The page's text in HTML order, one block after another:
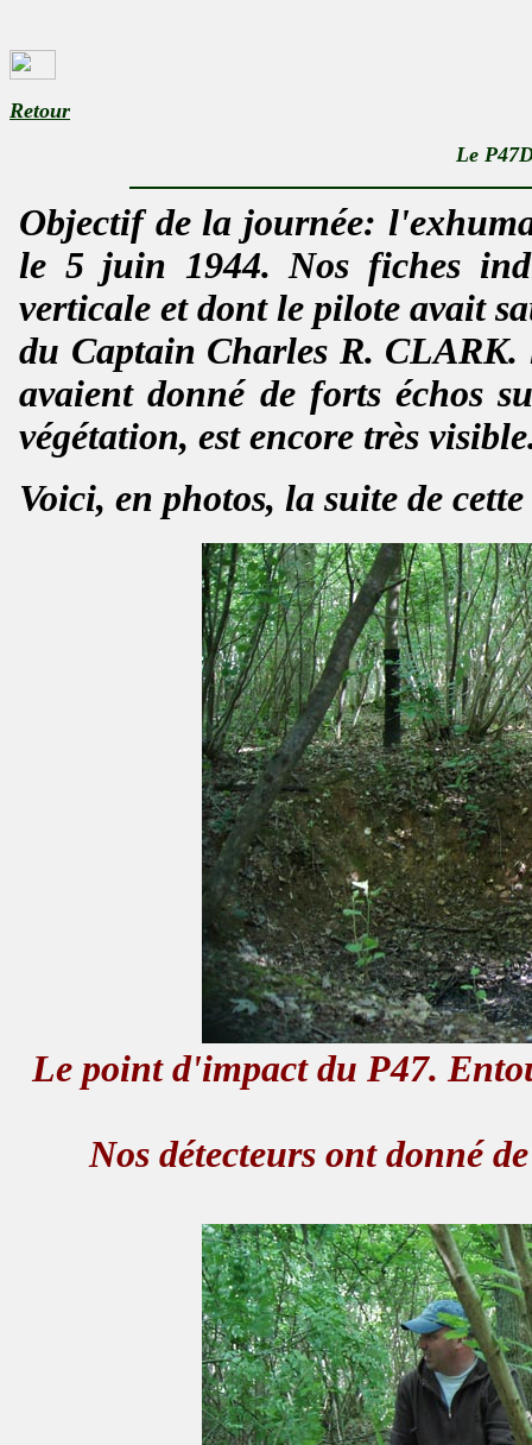
Retour
Le
Objectif de la journée:
le 5 juin 1944. Nos fiches
verticale et dont le pilote avait
du Captain Charles R. CLARK.
avaient donné de forts échos
végétation, est encore très
Voici, en photos, la suite de
Le point d'impact du P47.
Nos détecteurs ont donné